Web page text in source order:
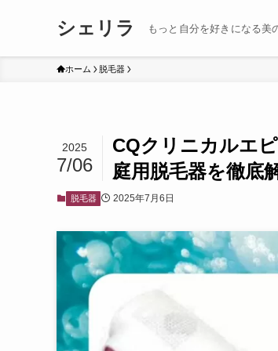
シェリラ もっと自分を好きになる美
ホーム 脱毛器
CQクリニカルエ
庭用脱毛器を徹底
2025
7/06
脱毛器 2025年7月6日